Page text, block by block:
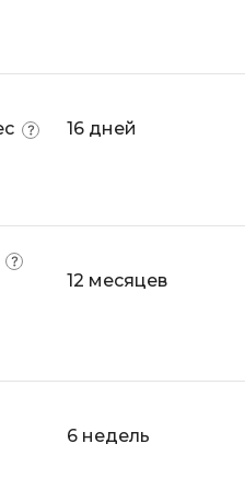
16 дней
12 месяцев
6 недель